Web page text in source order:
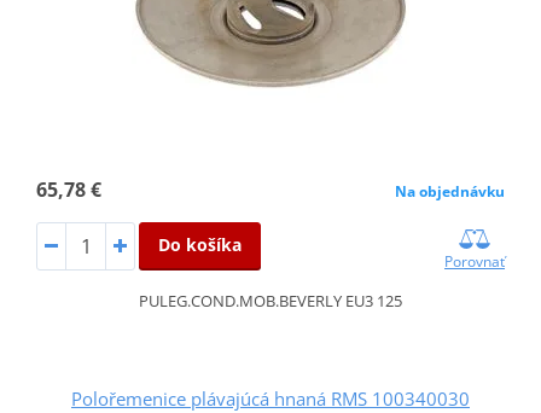
65,78 € Na objednávku
Do košíka
Porovnať
PULEG.COND.MOB.BEVERLY EU3 125
Polořemenice plávajúcá hnaná RMS 100340030